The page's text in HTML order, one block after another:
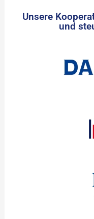
Unsere
und